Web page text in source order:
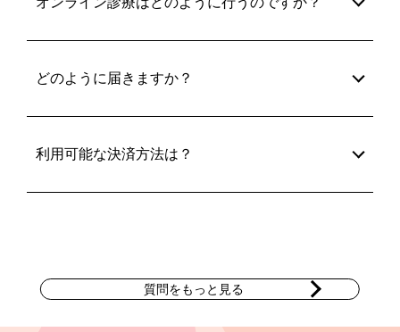
どのように届きますか？
利用可能な決済方法は？
質問をもっと見る